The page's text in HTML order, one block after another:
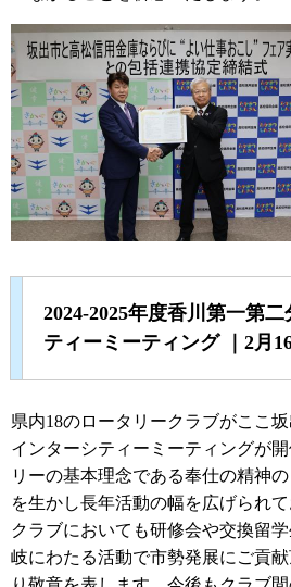
2024-2025年度香川第一第
ティーミーティング ｜2月
県内18のロータリークラブがここ
インターシティーミーティングが
リーの基本理念である奉仕の精神
を生かし長年活動の幅を広げられ
クラブにおいても研修会や交換留
岐にわたる活動で市勢発展にご貢